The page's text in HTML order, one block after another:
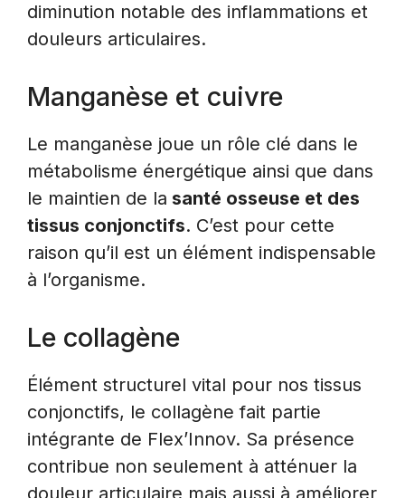
diminution notable des inflammations et
douleurs articulaires.
Manganèse et cuivre
Le manganèse joue un rôle clé dans le
métabolisme énergétique ainsi que dans
le maintien de la santé osseuse et des
tissus conjonctifs. C’est pour cette
raison qu’il est un élément indispensable
à l’organisme.
Le collagène
Élément structurel vital pour nos tissus
conjonctifs, le collagène fait partie
intégrante de Flex’Innov. Sa présence
contribue non seulement à atténuer la